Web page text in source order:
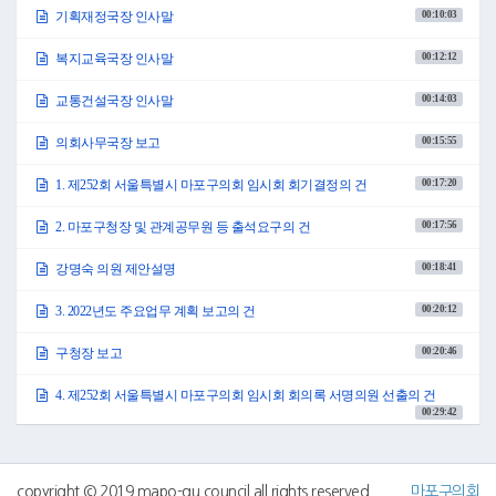
불편함이 일상이 되어버린 힘든 상황이지만 웃음 가득한 일상의 행복을 기
임인년 새해 복 많이 받으십시오.
●의사팀장 박정애 이상으로 제252회 서울특별시 마포구의회 임시회 개회식
감사합니다.
○의장 조영덕 자리를 정돈하여 주시기 바랍니다. 성원이 되었으므로 제252
회 서울특별시 마포구의회 임시회 제1차 본회의를 개의하겠습니다.
박광옥 전 교통건설국장이 행정관리국장으로 발령되었고, 민화영 전 보건행
승진 발령되었습니다. 김병기 교통건설국장이 서울특별시에서 마포구로 전
다음은 승진한 간부들의 간단한 인사말씀을 듣도록 하겠습니다.
을 맡은 민화영입니다.
먼저 이 자리에 설 수 있도록 기회를 주신 유동균 마포구청장님께 깊은 감사
를 드립니다. 아울러 본회의장에서 존경하는 조영덕 의장님과 여러 의원님
지금 현재 코로나19가 장기화되면서 어려움을 겪고 있지만 지난 12월 사회조
기획재정국장 인사말 00:10:03
복지교육국장 인사말 00:12:12
교통건설국장 인사말 00:14:03
의회사무국장 보고 00:15:55
1. 제252회 서울특별시 마포구의회 임시회 회기결정의 건 00:17:20
2. 마포구청장 및 관계공무원 등 출석요구의 건 00:17:56
강명숙 의원 제안설명 00:18:41
3. 2022년도 주요업무 계획 보고의 건 00:20:12
구청장 보고 00:20:46
4. 제252회 서울특별시 마포구의회 임시회 회의록 서명의원 선출의 건
00:29:42
마포구의회
copyright © 2019 mapo-gu council all rights reserved